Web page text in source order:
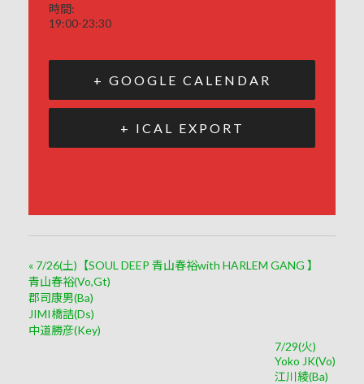
時間:
19:00-23:30
+ GOOGLE CALENDAR
+ ICAL EXPORT
« 7/26(土)【SOUL DEEP 青山春裕with HARLEM GANG 】
青山春裕(Vo,Gt)
郡司康男(Ba)
JIMI橋詰(Ds)
中道勝彦(Key)
7/29(火)
Yoko JK(Vo)
江川綾(Ba)